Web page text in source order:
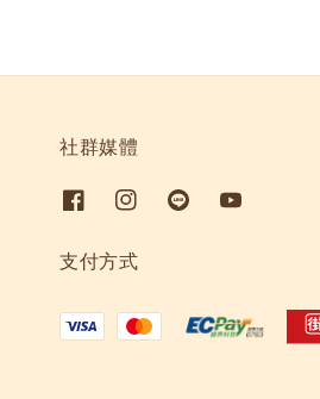
社群媒體
支付方式